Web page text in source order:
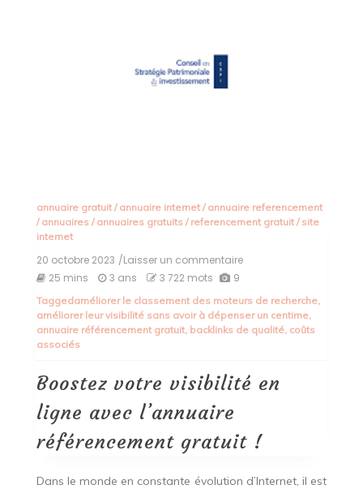
annuaire gratuit/ annuaire internet/ annuaire referencement
/ annuaires/ annuaires gratuits/ referencement gratuit/ site
internet
20 octobre 2023 /Laisser un commentaireon
visibilité
en
ligne
référencement
gratuit
25 mins 3 ans 3 722 mots 9
Taggedaméliorer le classement des moteurs de recherche,
améliorer leur visibilité sans avoir à dépenser un centime,
annuaire référencement gratuit, backlinks de qualité, coûts
associés
Boostez votre visibilité en
ligne avec l’annuaire
référencement gratuit !
Dans le monde en constante évolution d’Internet, il est